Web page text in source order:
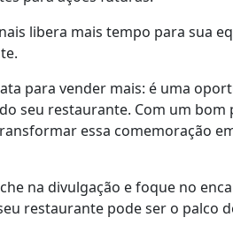
libera mais tempo para sua
para vender mais: é uma
seu restaurante. Com um
essa comemoração
na divulgação e foque no
restaurante pode ser o palco